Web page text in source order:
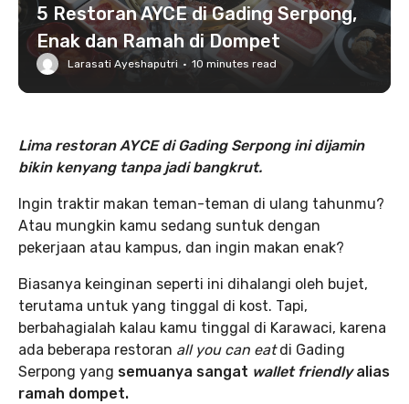
5 Restoran AYCE di Gading Serpong,
Enak dan Ramah di Dompet
Larasati Ayeshaputri · 10 minutes read
Lima restoran AYCE di Gading Serpong ini dijamin
bikin kenyang tanpa jadi bangkrut.
Ingin traktir makan teman-teman di ulang tahunmu?
Atau mungkin kamu sedang suntuk dengan
pekerjaan atau kampus, dan ingin makan enak?
Biasanya keinginan seperti ini dihalangi oleh bujet,
terutama untuk yang tinggal di kost. Tapi,
berbahagialah kalau kamu tinggal di Karawaci, karena
ada beberapa restoran all you can eatdi Gading
Serpong yang semuanya sangat wallet friendlyalias
ramah dompet.